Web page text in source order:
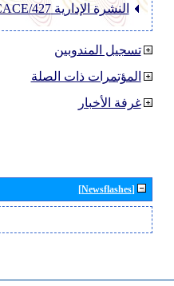
النشرة الإدارية CACE/427
تسجيل المندوبين
المؤتمرات ذات الصلة
غرفة الأخبار
[Newsflashes]